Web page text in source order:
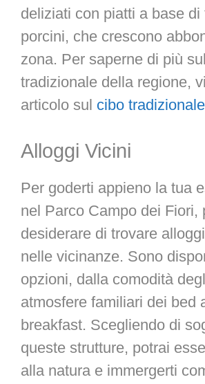
deliziati con piatti a base di
porcini, che crescono
zona. Per saperne di più
tradizionale della regione,
articolo sul cibo
Alloggi Vicini
Per goderti appieno la tua
nel Parco Campo dei Fiori,
desiderare di trovare
nelle vicinanze. Sono
opzioni, dalla comodità
atmosfere familiari dei bed
breakfast. Scegliendo di
queste strutture, potrai
alla natura e immergerti